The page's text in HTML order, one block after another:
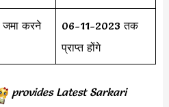
करने
06-11-2023 तक
प्राप्त होंगे
provides Latest Sarkari